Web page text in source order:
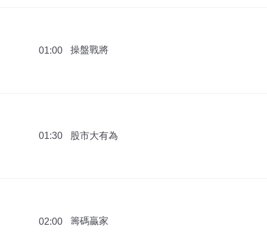
01:00 操盤戰將
01:30 股市大有為
02:00 籌碼贏家